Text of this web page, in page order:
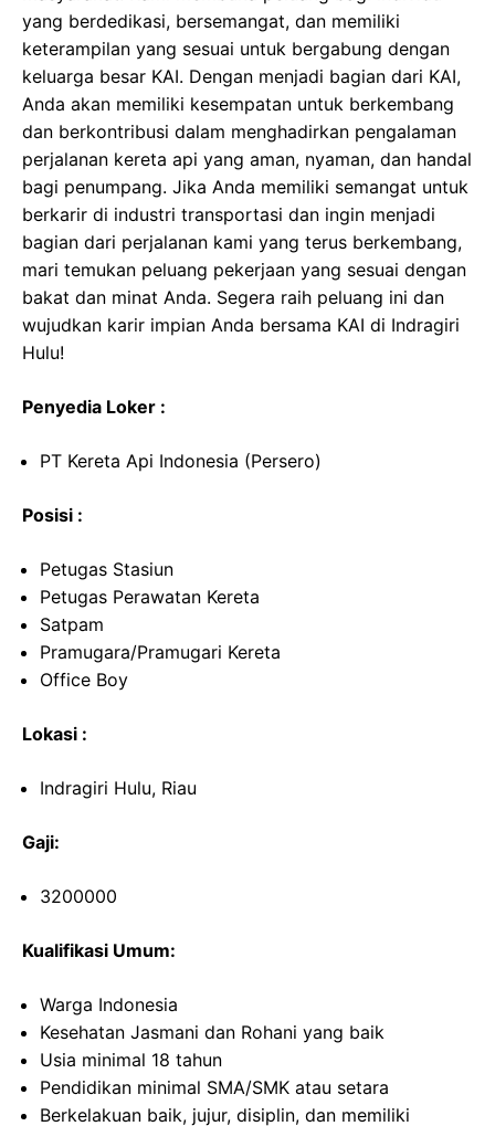
yang berdedikasi, bersemangat, dan memiliki
keterampilan yang sesuai untuk bergabung dengan
keluarga besar KAI. Dengan menjadi bagian dari KAI,
Anda akan memiliki kesempatan untuk berkembang
dan berkontribusi dalam menghadirkan pengalaman
perjalanan kereta api yang aman, nyaman, dan handal
bagi penumpang. Jika Anda memiliki semangat untuk
berkarir di industri transportasi dan ingin menjadi
bagian dari perjalanan kami yang terus berkembang,
mari temukan peluang pekerjaan yang sesuai dengan
bakat dan minat Anda. Segera raih peluang ini dan
wujudkan karir impian Anda bersama KAI di Indragiri
Hulu!
Penyedia Loker :
PT Kereta Api Indonesia (Persero)
Posisi :
Petugas Stasiun
Petugas Perawatan Kereta
Satpam
Pramugara/Pramugari Kereta
Office Boy
Lokasi :
Indragiri Hulu, Riau
Gaji:
3200000
Kualifikasi Umum:
Warga Indonesia
Kesehatan Jasmani dan Rohani yang baik
Usia minimal 18 tahun
Pendidikan minimal SMA/SMK atau setara
Berkelakuan baik, jujur, disiplin, dan memiliki